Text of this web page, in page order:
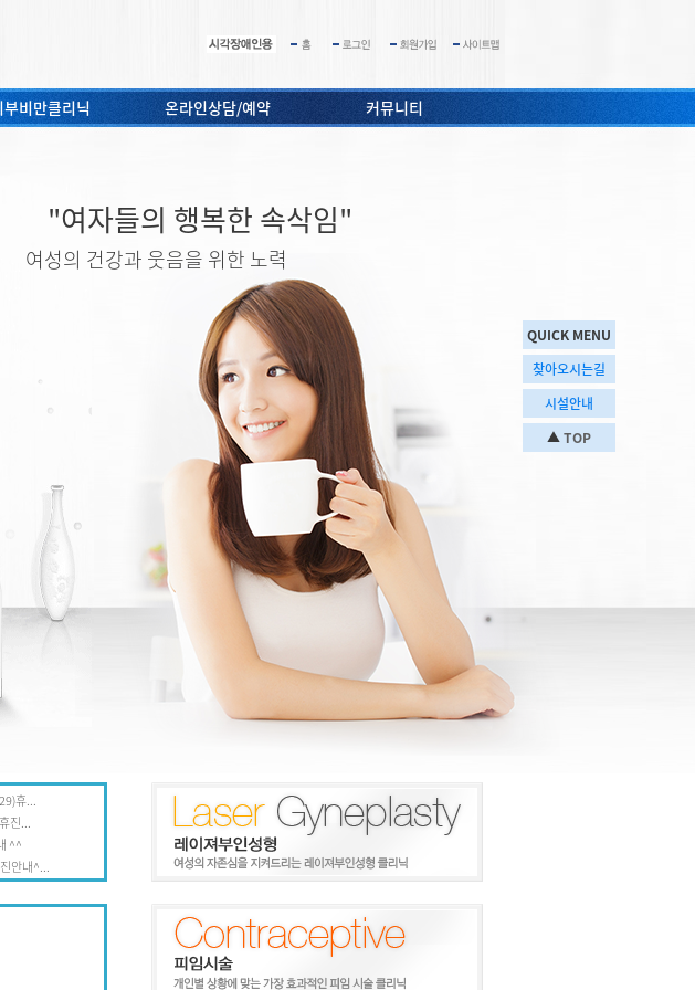
QUICK MENU
찾아오시는길
시설안내
▲TOP
부비만클리닉 온라인상담/예약 커뮤니티
.
"여자들의 행복한 속삭임"
여성의 건강과 웃음을 위한 노력
휴...
진...
^^
안내^...
꾸어 사...
자
삶 속...